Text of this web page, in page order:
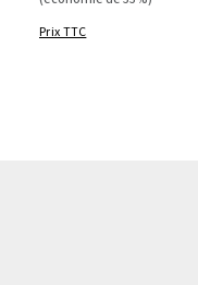
Prix TTC